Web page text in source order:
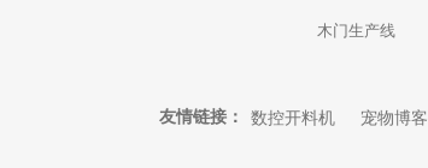
木门生产线
友情链接： 数控开料机 宠物博客